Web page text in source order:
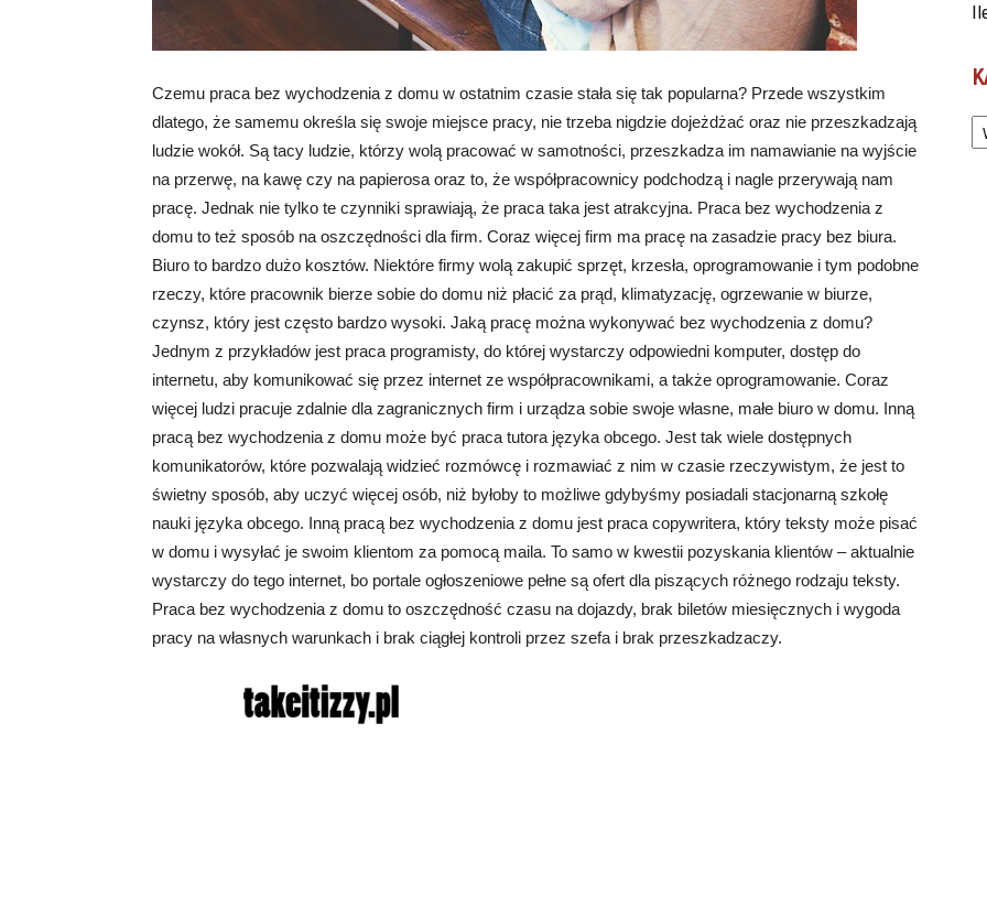
Czemu praca bez wychodzenia z domu w ostatnim czasie stała się tak popularna? Przede wszystkim
dlatego, że samemu określa się swoje miejsce pracy, nie trzeba nigdzie dojeżdżać oraz nie przeszkadzają
ludzie wokół. Są tacy ludzie, którzy wolą pracować w samotności, przeszkadza im namawianie na wyjście
na przerwę, na kawę czy na papierosa oraz to, że współpracownicy podchodzą i nagle przerywają nam
pracę. Jednak nie tylko te czynniki sprawiają, że praca taka jest atrakcyjna. Praca bez wychodzenia z
domu to też sposób na oszczędności dla firm. Coraz więcej firm ma pracę na zasadzie pracy bez biura.
Biuro to bardzo dużo kosztów. Niektóre firmy wolą zakupić sprzęt, krzesła, oprogramowanie i tym podobne
rzeczy, które pracownik bierze sobie do domu niż płacić za prąd, klimatyzację, ogrzewanie w biurze,
czynsz, który jest często bardzo wysoki. Jaką pracę można wykonywać bez wychodzenia z domu?
Jednym z przykładów jest praca programisty, do której wystarczy odpowiedni komputer, dostęp do
internetu, aby komunikować się przez internet ze współpracownikami, a także oprogramowanie. Coraz
więcej ludzi pracuje zdalnie dla zagranicznych firm i urządza sobie swoje własne, małe biuro w domu. Inną
pracą bez wychodzenia z domu może być praca tutora języka obcego. Jest tak wiele dostępnych
komunikatorów, które pozwalają widzieć rozmówcę i rozmawiać z nim w czasie rzeczywistym, że jest to
świetny sposób, aby uczyć więcej osób, niż byłoby to możliwe gdybyśmy posiadali stacjonarną szkołę
nauki języka obcego. Inną pracą bez wychodzenia z domu jest praca copywritera, który teksty może pisać
w domu i wysyłać je swoim klientom za pomocą maila. To samo w kwestii pozyskania klientów – aktualnie
wystarczy do tego internet, bo portale ogłoszeniowe pełne są ofert dla piszących różnego rodzaju teksty.
Praca bez wychodzenia z domu to oszczędność czasu na dojazdy, brak biletów miesięcznych i wygoda
pracy na własnych warunkach i brak ciągłej kontroli przez szefa i brak przeszkadzaczy.